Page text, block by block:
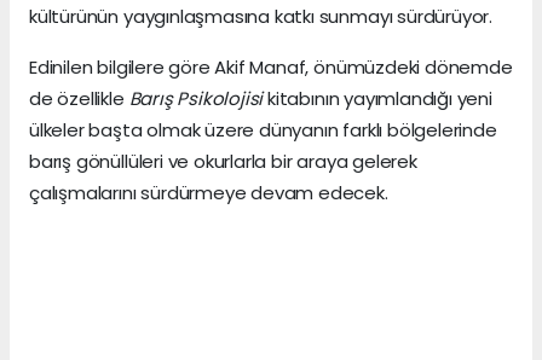
kültürünün yaygınlaşmasına katkı sunmayı sürdürüyor.
Edinilen bilgilere göre Akif Manaf, önümüzdeki dönemde
de özellikle Barış Psikolojisikitabının yayımlandığı yeni
ülkeler başta olmak üzere dünyanın farklı bölgelerinde
barış gönüllüleri ve okurlarla bir araya gelerek
çalışmalarını sürdürmeye devam edecek.